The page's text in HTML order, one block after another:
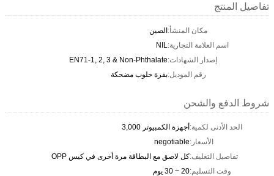
تفاصيل المنتج
مكان المنشأ:الصين
اسم العلامة التجارية:NIL
إصدار الشهادات:EN71-1, 2, 3 & Non-Phthalate
رقم الموديل:بقرة حلوب مضحكة
شروط الدفع والشحن
الحد الأدنى لكمية:أجهزة الكمبيوتر 3,000
الأسعار:negotiable
تفاصيل التغليف:كل لاصق مع البطاقة مرة أخرى في كيس OPP
وقت التسليم:20 ~ 30 يوم